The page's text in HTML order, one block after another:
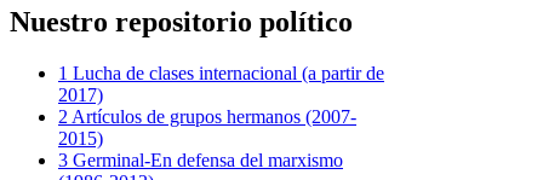
Nuestro repositorio político
1 Lucha de clases internacional (a partir de
2017)
2 Artículos de grupos hermanos (2007-
2015)
3 Germinal-En defensa del marxismo